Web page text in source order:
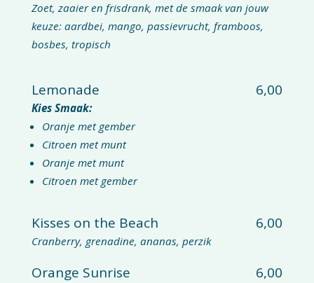
Zoet, zaaier en frisdrank, met de smaak van jouw
keuze: aardbei, mango, passievrucht, framboos,
bosbes, tropisch
Lemonade 6,00
Kies Smaak:
Oranje met gember
Citroen met munt
Oranje met munt
Citroen met gember
Kisses on the Beach 6,00
Cranberry, grenadine, ananas, perzik
Orange Sunrise 6,00